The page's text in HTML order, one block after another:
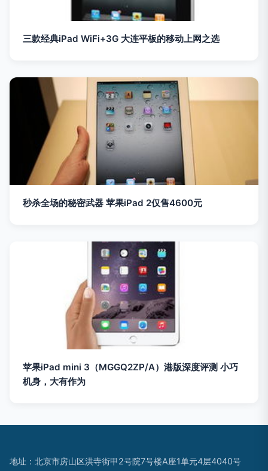
三款经典iPad WiFi+3G 大连平板的移动上网之选
秒杀全场的秘密武器 苹果iPad 2仅售4600元
苹果iPad mini 3（MGGQ2ZP/A）港版深度评测 小巧
机身，大有作为
地址：北京市房山区洪寺街甲2号院7号楼A座1单元4层4040号